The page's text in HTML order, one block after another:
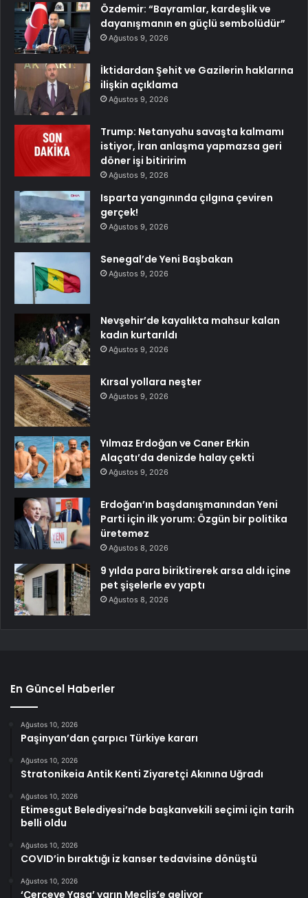
Özdemir: “Bayramlar, kardeşlik ve
dayanışmanın en güçlü sembolüdür”
Ağustos 9, 2026
İktidardan Şehit ve Gazilerin haklarına
ilişkin açıklama
Ağustos 9, 2026
Trump: Netanyahu savaşta kalmamı
istiyor, İran anlaşma yapmazsa geri
döner işi bitiririm
Ağustos 9, 2026
Isparta yangınında çılgına çeviren
gerçek!
Ağustos 9, 2026
Senegal’de Yeni Başbakan
Ağustos 9, 2026
Nevşehir’de kayalıkta mahsur kalan
kadın kurtarıldı
Ağustos 9, 2026
Kırsal yollara neşter
Ağustos 9, 2026
Yılmaz Erdoğan ve Caner Erkin
Alaçatı’da denizde halay çekti
Ağustos 9, 2026
Erdoğan’ın başdanışmanından Yeni
Parti için ilk yorum: Özgün bir politika
üretemez
Ağustos 8, 2026
9 yılda para biriktirerek arsa aldı içine
pet şişelerle ev yaptı
Ağustos 8, 2026
En Güncel Haberler
Ağustos 10, 2026
Paşinyan’dan çarpıcı Türkiye kararı
Ağustos 10, 2026
Stratonikeia Antik Kenti Ziyaretçi Akınına Uğradı
Ağustos 10, 2026
Etimesgut Belediyesi’nde başkanvekili seçimi için tarih
belli oldu
Ağustos 10, 2026
COVID’in bıraktığı iz kanser tedavisine dönüştü
Ağustos 10, 2026
‘Çerçeve Yasa’ yarın Meclis’e geliyor